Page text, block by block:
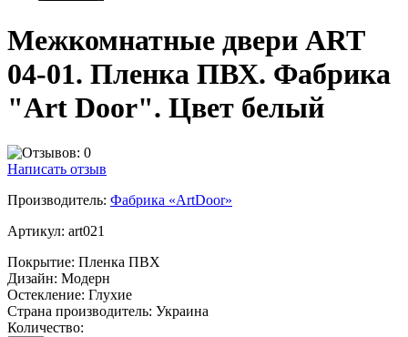
Межкомнатные двери ART
04-01. Пленка ПВХ. Фабрика
"Art Door". Цвет белый
Написать отзыв
Производитель: Фабрика «ArtDoor»
Артикул: art021
Покрытие: Пленка ПВХ
Дизайн: Модерн
Остекление: Глухие
Страна производитель: Украина
Количество: